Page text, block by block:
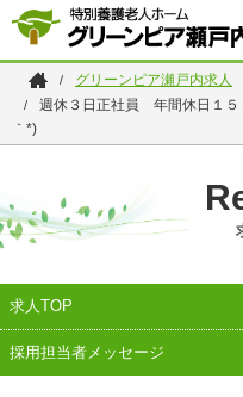
特別
養護
老人
グリ
ーン
瀬戸
内
グリーンピア瀬戸内求人
週休３日正社員 年間休日１
｀*)
求人TOP
採用担当者メッセージ